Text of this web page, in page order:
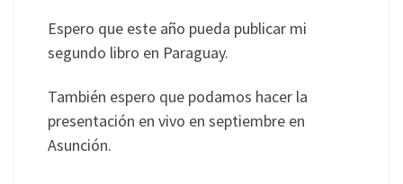
Espero que este año pueda publicar mi
segundo libro en Paraguay.
También espero que podamos hacer la
presentación en vivo en septiembre en
Asunción.